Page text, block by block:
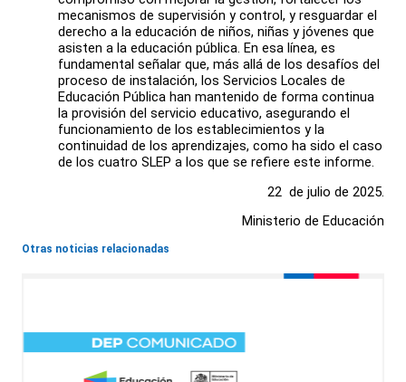
mecanismos de supervisión y control, y resguardar el
derecho a la educación de niños, niñas y jóvenes que
asisten a la educación pública. En esa línea, es
fundamental señalar que, más allá de los desafíos del
proceso de instalación, los Servicios Locales de
Educación Pública han mantenido de forma continua
la provisión del servicio educativo, asegurando el
funcionamiento de los establecimientos y la
continuidad de los aprendizajes, como ha sido el caso
de los cuatro SLEP a los que se refiere este informe.
22 de julio de 2025.
Ministerio de Educación
Otras noticias relacionadas